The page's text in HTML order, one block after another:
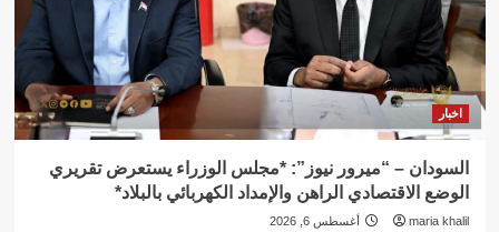
اخبار
السودان – “ميرور نيوز”: *مجلس الوزراء يستعرض تقريري
الوضع الاقتصادي الراهن والإمداد الكهربائي بالبلاد*
maria khalil أغسطس 6, 2026